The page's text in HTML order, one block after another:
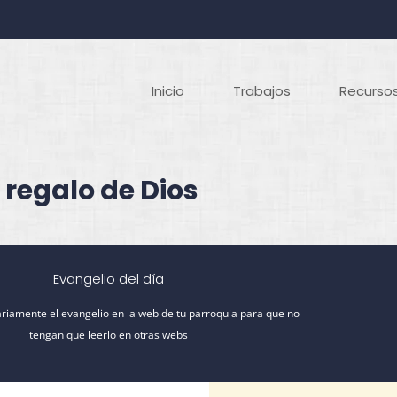
de Dios
Inicio Trabajos
Evangelio del día
el evangelio en la web de tu parroquia para que no
tengan que leerlo en otras webs